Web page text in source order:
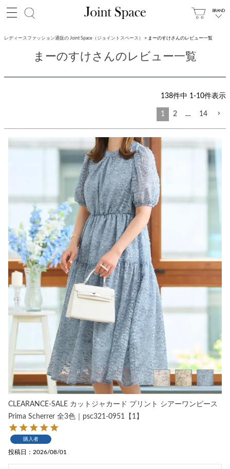
レディースファッション通販の Joint Space（ジョイントスペース） まーのすけさんのレビュー一覧
まーのすけさんのレビュー一覧
138件中 1-10件表示
1 2 … 14
CLEARANCE-SALE カットジャカード プリント シアーワンピース
Prima Scherrer 全3色｜psc321-0951【1】
購入者
投稿日 2026/08/01